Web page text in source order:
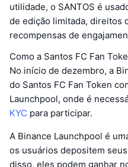
utilidade, o SANTOS é
de edição limitada, direitos
recompensas de
Como a Santos FC Fan
No início de dezembro, a
do Santos FC Fan Token
Launchpool, onde é
KYC para participar.
A Binance Launchpool é
os usuários depositem
disso, eles podem ganhar